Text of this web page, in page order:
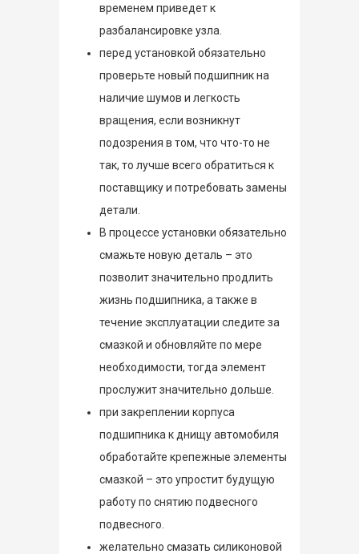
временем приведет к
разбалансировке узла.
перед установкой обязательно
проверьте новый подшипник на
наличие шумов и легкость
вращения, если возникнут
подозрения в том, что что-то не
так, то лучше всего обратиться к
поставщику и потребовать замены
детали.
В процессе установки обязательно
смажьте новую деталь – это
позволит значительно продлить
жизнь подшипника, а также в
течение эксплуатации следите за
смазкой и обновляйте по мере
необходимости, тогда элемент
прослужит значительно дольше.
при закреплении корпуса
подшипника к днищу автомобиля
обработайте крепежные элементы
смазкой – это упростит будущую
работу по снятию подвесного
подвесного.
желательно смазать силиконовой